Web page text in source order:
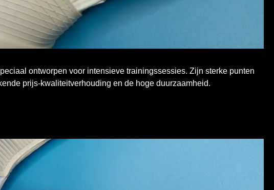
ontworpen voor intensieve trainingssessies. Zijn sterke punten
prijs-kwaliteitverhouding en de hoge duurzaamheid.